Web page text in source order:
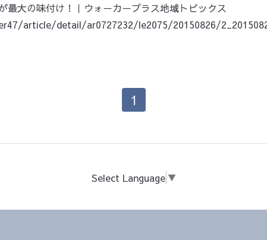
最大の味付け！｜ウォーカープラス地域トピックス
article/detail/ar0727232/le2075/20150826/
1
Select Language ▼